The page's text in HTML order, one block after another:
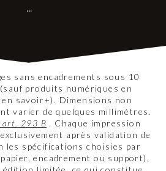
...
sans encadrements sous 10
produits numériques en
savoir+). Dimensions non
varier de quelques millimètres.
art. 293 B . Chaque impression
après validation de
les spécifications choisies par
encadrement ou support),